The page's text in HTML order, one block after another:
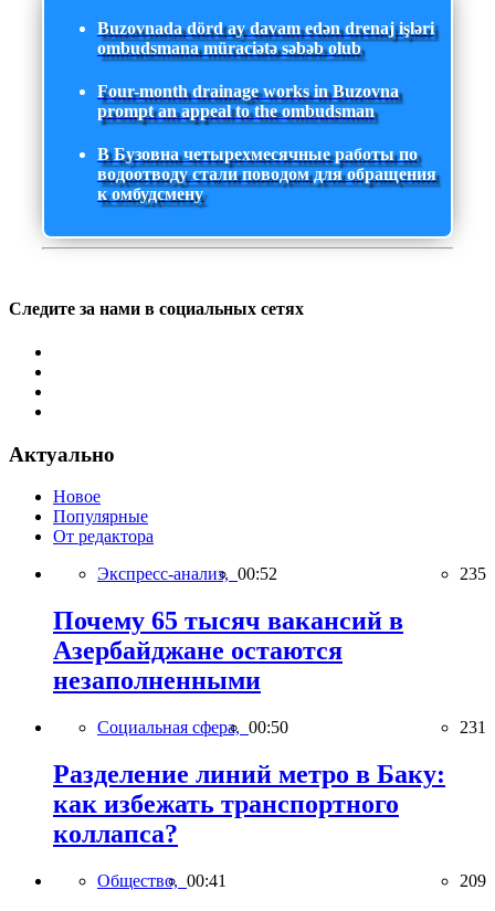
Buzovnada dörd ay davam edən drenaj işləri
ombudsmana müraciətə səbəb olub
Four-month drainage works in Buzovna
prompt an appeal to the ombudsman
В Бузовна четырехмесячные работы по
водоотводу стали поводом для обращения
к омбудсмену
Следите за нами в социальных сетях
Актуально
Новое
Популярные
От редактора
Экспресс-анализ, 00:52 235
Почему 65 тысяч вакансий в
Азербайджане остаются
незаполненными
Социальная сфера, 00:50 231
Разделение линий метро в Баку:
как избежать транспортного
коллапса?
Общество, 00:41 209